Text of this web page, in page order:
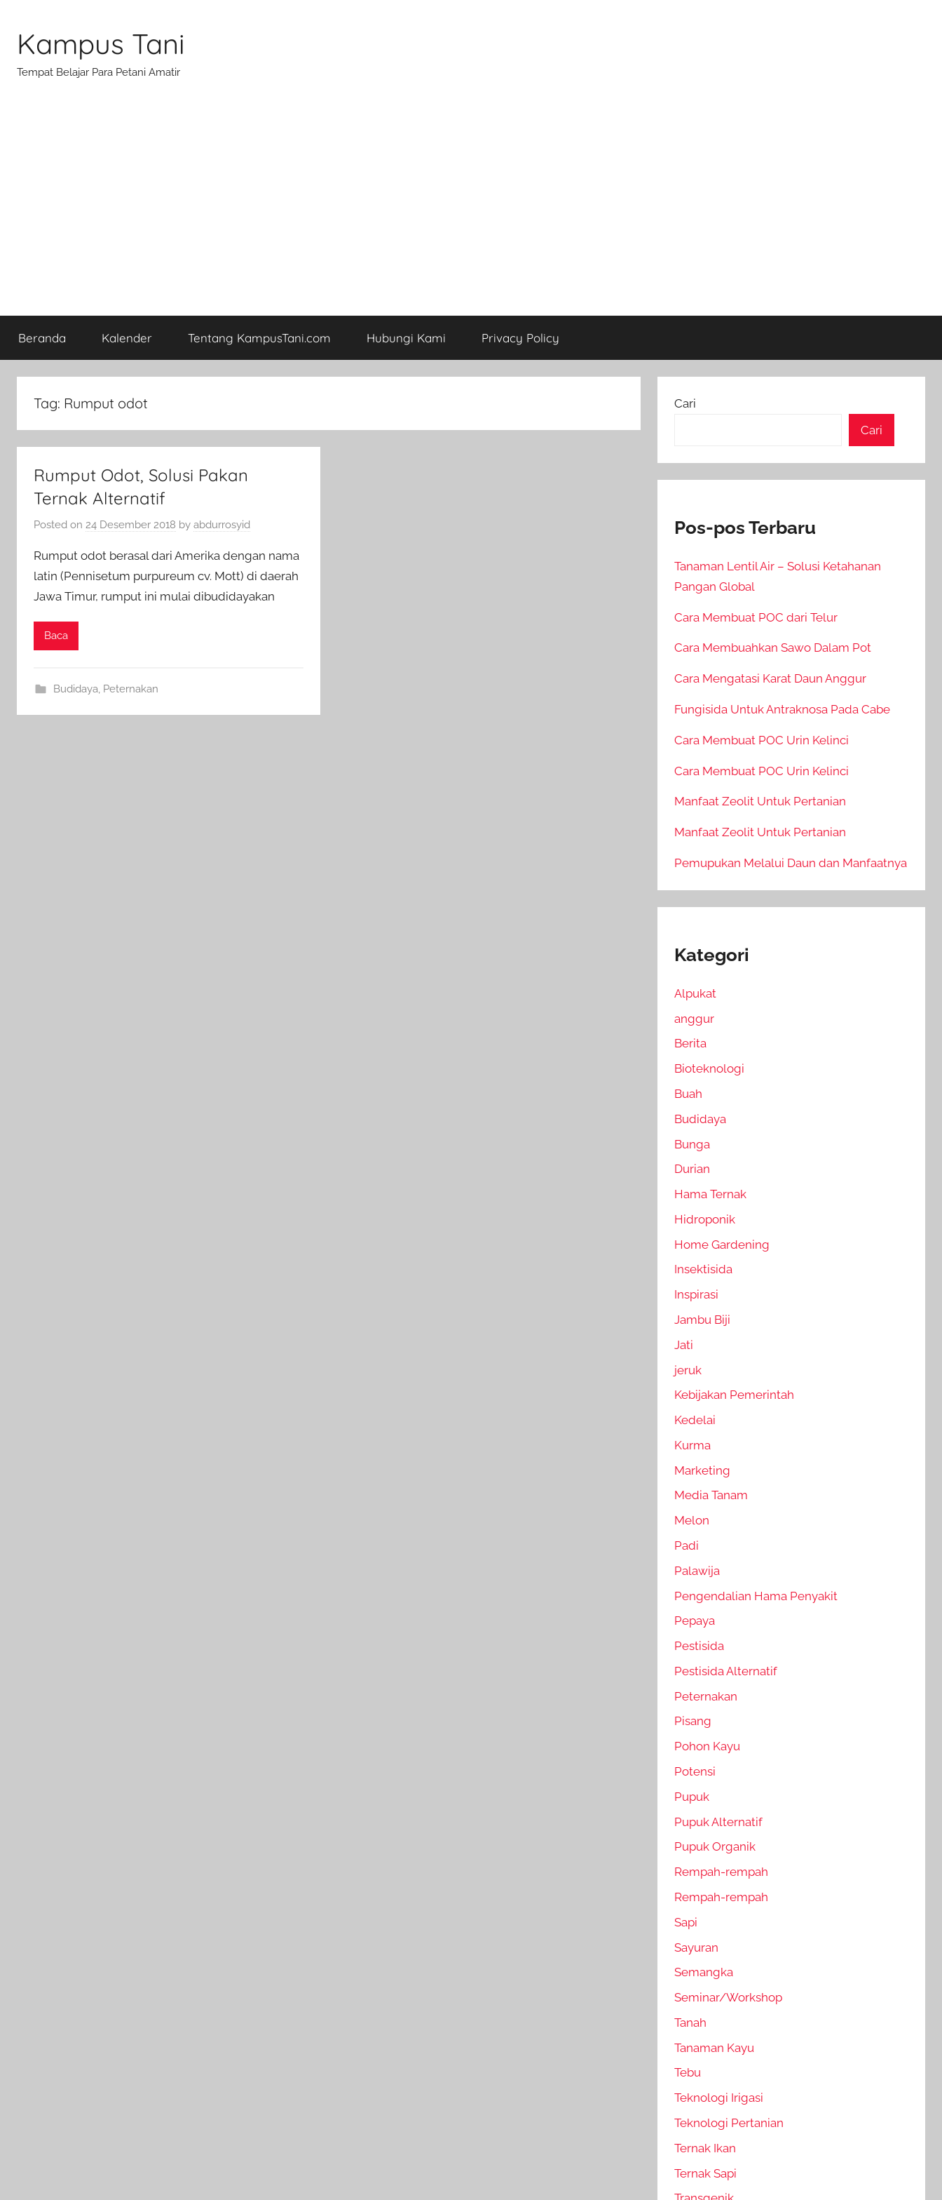
content
Kampus Tani
Tempat Belajar Para Petani Amatir
Beranda Kalender Tentang KampusTani.com Hubungi Kami Privacy Policy
Tag: Rumput odot
Rumput Odot, Solusi Pakan
Ternak Alternatif
Posted on 24 Desember 2018 by abdurrosyid
Rumput odot berasal dari Amerika dengan nama
latin (Pennisetum purpureum cv. Mott) di daerah
Jawa Timur, rumput ini mulai dibudidayakan
Baca
Budidaya, Peternakan
Cari
Cari
Pos-pos Terbaru
Tanaman Lentil Air – Solusi Ketahanan
Pangan Global
Cara Membuat POC dari Telur
Cara Membuahkan Sawo Dalam Pot
Cara Mengatasi Karat Daun Anggur
Fungisida Untuk Antraknosa Pada Cabe
Cara Membuat POC Urin Kelinci
Cara Membuat POC Urin Kelinci
Manfaat Zeolit Untuk Pertanian
Manfaat Zeolit Untuk Pertanian
Pemupukan Melalui Daun dan Manfaatnya
Kategori
Alpukat
anggur
Berita
Bioteknologi
Buah
Budidaya
Bunga
Durian
Hama Ternak
Hidroponik
Home Gardening
Insektisida
Inspirasi
Jambu Biji
Jati
jeruk
Kebijakan Pemerintah
Kedelai
Kurma
Marketing
Media Tanam
Melon
Padi
Palawija
Pengendalian Hama Penyakit
Pepaya
Pestisida
Pestisida Alternatif
Peternakan
Pisang
Pohon Kayu
Potensi
Pupuk
Pupuk Alternatif
Pupuk Organik
Rempah-rempah
Rempah-rempah
Sapi
Sayuran
Semangka
Seminar/Workshop
Tanah
Tanaman Kayu
Tebu
Teknologi Irigasi
Teknologi Pertanian
Ternak Ikan
Ternak Sapi